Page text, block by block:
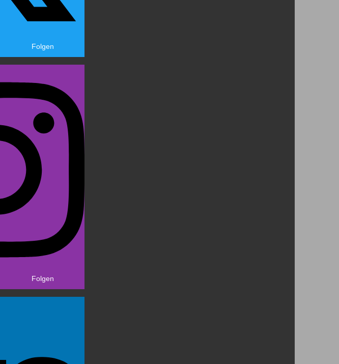
Folgen
Folgen